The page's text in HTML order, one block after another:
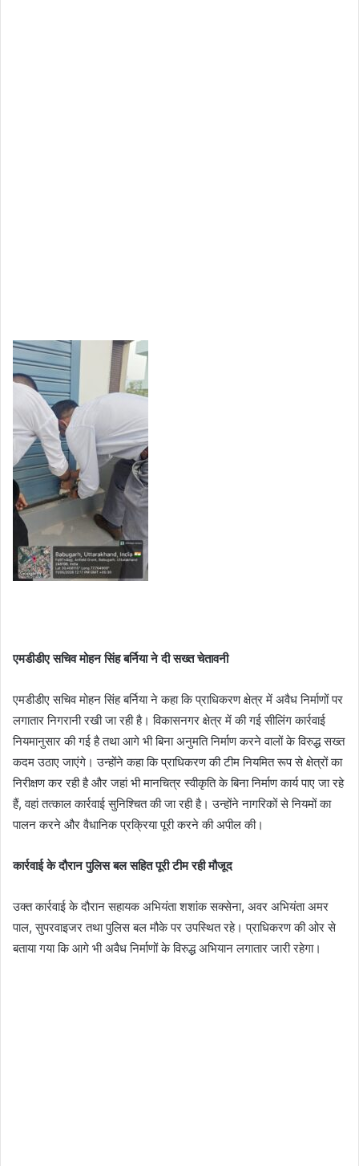
एमडीडीए सचिव मोहन सिंह बर्निया ने दी सख्त चेतावनी
एमडीडीए सचिव मोहन सिंह बर्निया ने कहा कि प्राधिकरण क्षेत्र में अवैध निर्माणों पर
लगातार निगरानी रखी जा रही है। विकासनगर क्षेत्र में की गई सीलिंग कार्रवाई
नियमानुसार की गई है तथा आगे भी बिना अनुमति निर्माण करने वालों के विरुद्ध सख्त
कदम उठाए जाएंगे। उन्होंने कहा कि प्राधिकरण की टीम नियमित रूप से क्षेत्रों का
निरीक्षण कर रही है और जहां भी मानचित्र स्वीकृति के बिना निर्माण कार्य पाए जा रहे
हैं, वहां तत्काल कार्रवाई सुनिश्चित की जा रही है। उन्होंने नागरिकों से नियमों का
पालन करने और वैधानिक प्रक्रिया पूरी करने की अपील की।
कार्रवाई के दौरान पुलिस बल सहित पूरी टीम रही मौजूद
उक्त कार्रवाई के दौरान सहायक अभियंता शशांक सक्सेना, अवर अभियंता अमर
पाल, सुपरवाइजर तथा पुलिस बल मौके पर उपस्थित रहे। प्राधिकरण की ओर से
बताया गया कि आगे भी अवैध निर्माणों के विरुद्ध अभियान लगातार जारी रहेगा।